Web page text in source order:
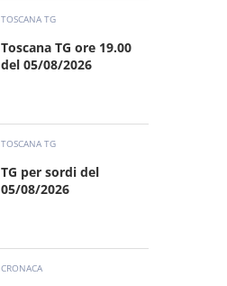
TOSCANA TG
Toscana TG ore 19.00
del 05/08/2026
TOSCANA TG
TG per sordi del
05/08/2026
CRONACA